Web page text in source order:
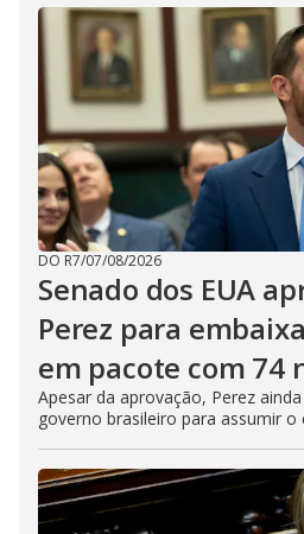
DO R7/07/08/2026
Senado dos EUA
Perez para
em pacote com 74
Apesar da aprovação, Perez
governo brasileiro para assumir o